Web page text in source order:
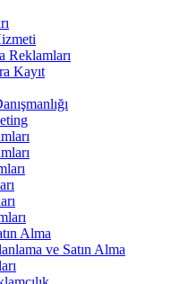
Reklamları
Kayıt
Alma
ve Satın Alma